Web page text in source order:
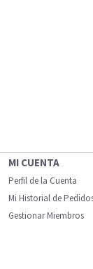
MI CUENTA
Perfil de la Cuenta
Mi Historial de
Gestionar Miembros